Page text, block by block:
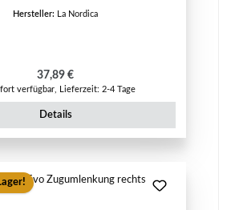
Hersteller: La Nordica
Regulärer Preis:
37,89 €
verfügbar, Lieferzeit: 2-4 Tage
Details